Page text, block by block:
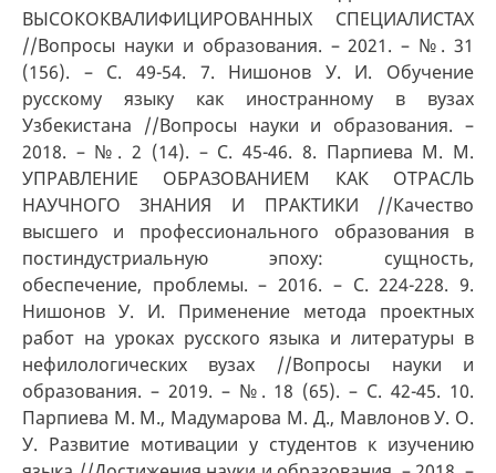
ВЫСОКОКВАЛИФИЦИРОВАННЫХ СПЕЦИАЛИСТАХ
//Вопросы науки и образования. – 2021. – №. 31
(156). – С. 49-54. 7. Нишонов У. И. Обучение
русскому языку как иностранному в вузах
Узбекистана //Вопросы науки и образования. –
2018. – №. 2 (14). – С. 45-46. 8. Парпиева М. М.
УПРАВЛЕНИЕ ОБРАЗОВАНИЕМ КАК ОТРАСЛЬ
НАУЧНОГО ЗНАНИЯ И ПРАКТИКИ //Качество
высшего и профессионального образования в
постиндустриальную эпоху: сущность,
обеспечение, проблемы. – 2016. – С. 224-228. 9.
Нишонов У. И. Применение метода проектных
работ на уроках русского языка и литературы в
нефилологических вузах //Вопросы науки и
образования. – 2019. – №. 18 (65). – С. 42-45. 10.
Парпиева М. М., Мадумарова М. Д., Мавлонов У. О.
У. Развитие мотивации у студентов к изучению